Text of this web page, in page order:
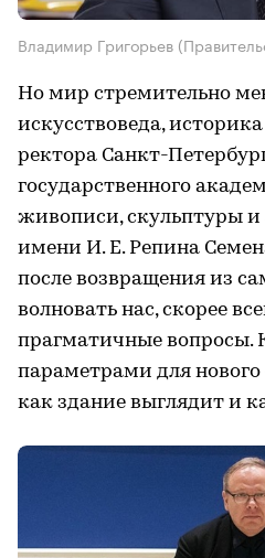
Владимир Григорьев
Но мир стремительно
искусствоведа,
ректора Санкт-
государственного
живописи, скульптуры
имени И. Е. Репина
после возвращения из
волновать нас, скорее
прагматичные
параметрами для
как здание выглядит и